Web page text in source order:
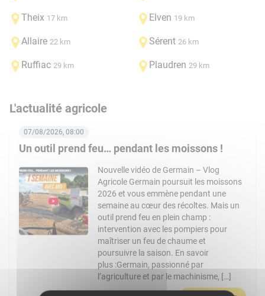
Theix 17 km Elven 19 km
Allaire 22 km Sérent 26 km
Ruffiac 29 km Plaudren 29 km
L'actualité agricole
Un outil prend feu… pendant les moissons !
07/08/2026, 08:00
Nouvelle vidéo de Germain – Vlog
Agricole Germain poursuit les moissons
2026 et vous emmène pendant une
semaine au cœur des récoltes. Mais un
outil prend feu en plein champ :
intervention avec les pompiers pour
maîtriser un feu de chaume et
poursuivre la saison. En savoir
plus :Germain, passionné par
l’agriculture et par le machinisme, […]